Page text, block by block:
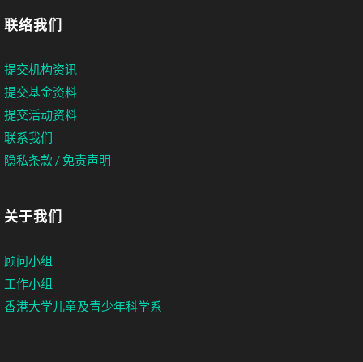
联络我们
提交机构资讯
提交基金资料
提交活动资料
联系我们
隐私条款 / 免责声明
关于我们
顾问小组
工作小组
香港大学儿童及青少年科学系